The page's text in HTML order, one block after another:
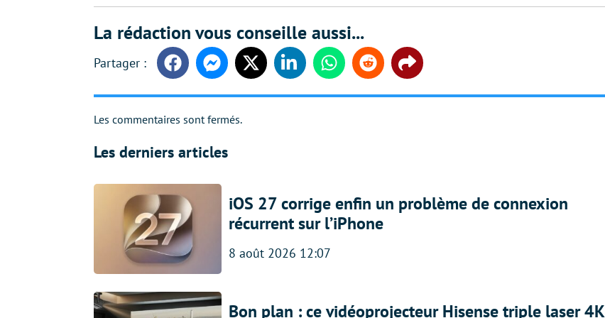
La rédaction vous conseille aussi...
FacebookMessengerTwitter LinkedinWhatsappReddit Share
Les commentaires sont fermés.
Les derniers articles
iOS 27 corrige enfin un problème de connexion
récurrent sur l’iPhone
8 août 2026 12:07
Bon plan : ce vidéoprojecteur Hisense triple laser 4K